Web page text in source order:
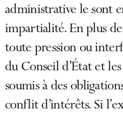
administrative le sont
impartialité. En plus
toute pression ou
du Conseil d’État et
soumis à des
conflit d’intérêts. Si